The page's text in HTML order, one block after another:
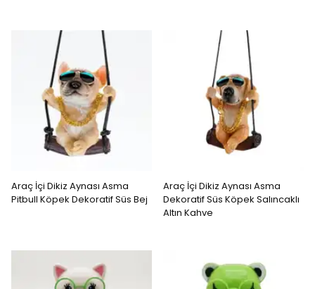
Araç İçi Dikiz Aynası Asma
Pitbull Köpek Dekoratif Süs Bej
Araç İçi Dikiz Aynası Asma
Dekoratif Süs Köpek Salıncaklı
Altın Kahve